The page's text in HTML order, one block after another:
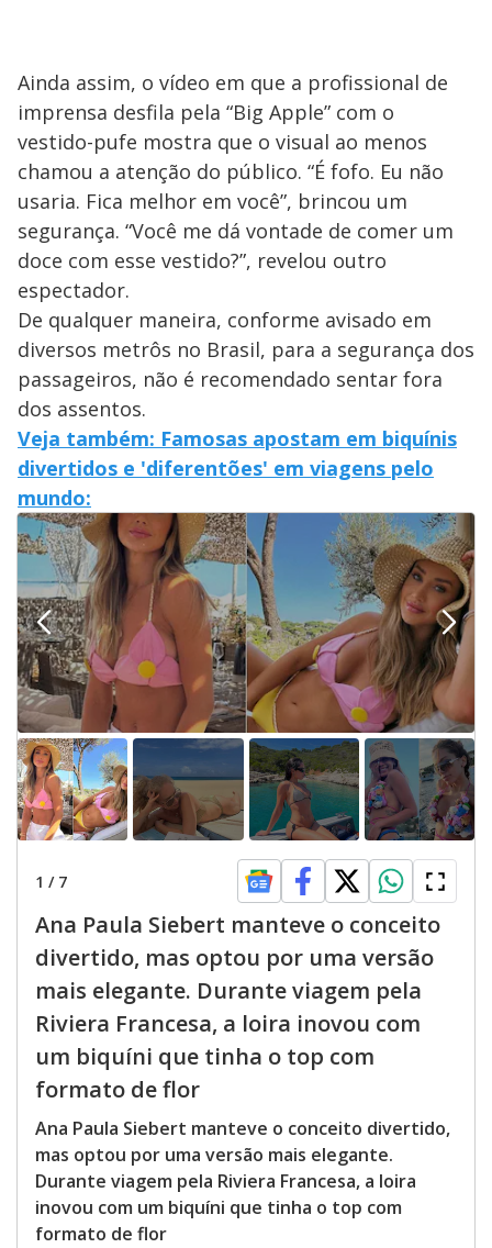
Ainda assim, o vídeo em que a profissional de
imprensa desfila pela “Big Apple” com o
vestido-pufe mostra que o visual ao menos
chamou a atenção do público. “É fofo. Eu não
usaria. Fica melhor em você”, brincou um
segurança. “Você me dá vontade de comer um
doce com esse vestido?”, revelou outro
espectador.
De qualquer maneira, conforme avisado em
diversos metrôs no Brasil, para a segurança dos
passageiros, não é recomendado sentar fora
dos assentos.
Veja também: Famosas apostam em biquínis
divertidos e 'diferentões' em viagens pelo
mundo:
1 / 7
Ana Paula Siebert manteve o conceito
divertido, mas optou por uma versão
mais elegante. Durante viagem pela
Riviera Francesa, a loira inovou com
um biquíni que tinha o top com
formato de flor
Ana Paula Siebert manteve o conceito divertido,
mas optou por uma versão mais elegante.
Durante viagem pela Riviera Francesa, a loira
inovou com um biquíni que tinha o top com
formato de flor